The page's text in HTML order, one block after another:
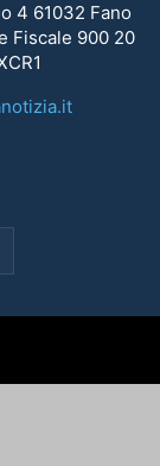
4 61032 Fano
Fiscale 900 20